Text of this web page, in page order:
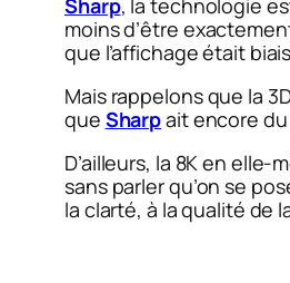
Sharp, la technologie
moins d’être
que l’affichage était
Mais rappelons que la
que Sharpait encore du
D’ailleurs, la 8K en
sans parler qu’on se
la clarté, à la qualité de